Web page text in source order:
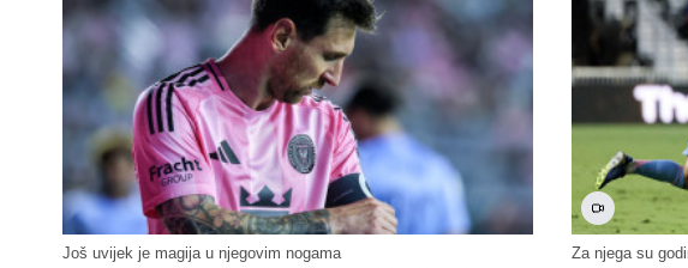
Još uvijek je magija u njegovim nogama Za njega su